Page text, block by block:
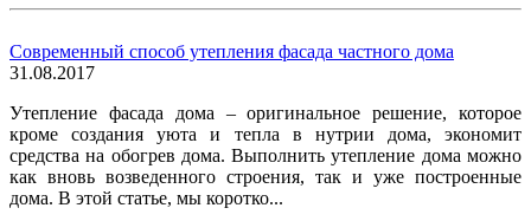
Современный способ утепления фасада частного дома
31.08.2017
Утепление фасада дома – оригинальное решение, которое
кроме создания уюта и тепла в нутрии дома, экономит
средства на обогрев дома. Выполнить утепление дома можно
как вновь возведенного строения, так и уже построенные
дома. В этой статье, мы коротко...